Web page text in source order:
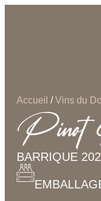
Accueil /Vins du
Pinot
BARRIQUE